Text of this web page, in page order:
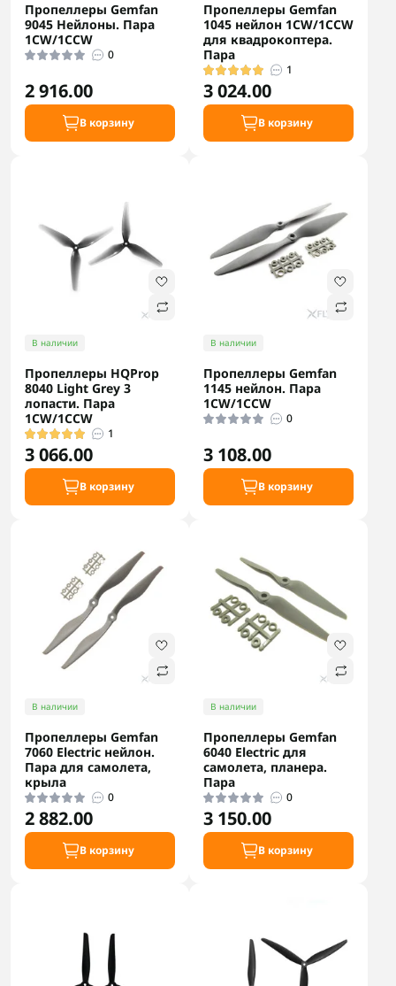
Пропеллеры Gemfan
9045 Нейлоны. Пара
1CW/1CCW
0
2 916.00
В корзину
Пропеллеры Gemfan
1045 нейлон 1CW/1CCW
для квадрокоптера.
Пара
1
3 024.00
В корзину
В наличии
Пропеллеры HQProp
8040 Light Grey 3
лопасти. Пара
1CW/1CCW
1
3 066.00
В корзину
В наличии
Пропеллеры Gemfan
1145 нейлон. Пара
1CW/1CCW
0
3 108.00
В корзину
В наличии
Пропеллеры Gemfan
7060 Electric нейлон.
Пара для самолета,
крыла
0
2 882.00
В корзину
В наличии
Пропеллеры Gemfan
6040 Electric для
самолета, планера.
Пара
0
3 150.00
В корзину